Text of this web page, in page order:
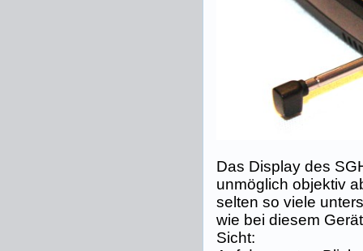
Das Display des
unmöglich objektiv
selten so viele
wie bei diesem
Sicht: